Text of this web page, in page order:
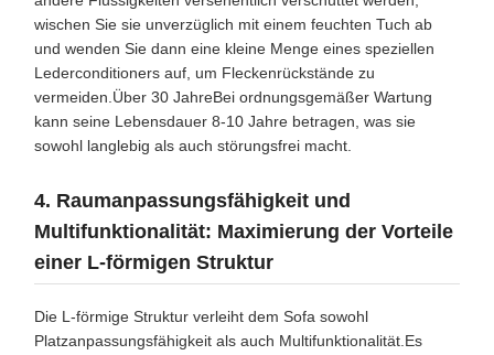
wischen Sie sie unverzüglich mit einem feuchten Tuch ab
und wenden Sie dann eine kleine Menge eines speziellen
Lederconditioners auf, um Fleckenrückstände zu
vermeiden.Über 30 JahreBei ordnungsgemäßer Wartung
kann seine Lebensdauer 8-10 Jahre betragen, was sie
sowohl langlebig als auch störungsfrei macht.
4. Raumanpassungsfähigkeit und
Multifunktionalität: Maximierung der Vorteile
einer L-förmigen Struktur
Die L-förmige Struktur verleiht dem Sofa sowohl
Platzanpassungsfähigkeit als auch Multifunktionalität.Es